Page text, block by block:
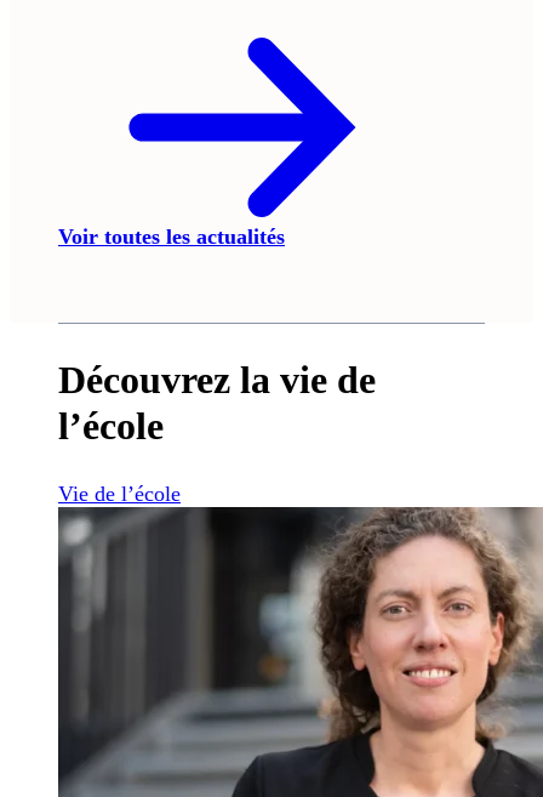
Voir toutes les actualités
Découvrez la vie de
l’école
Vie de l’école